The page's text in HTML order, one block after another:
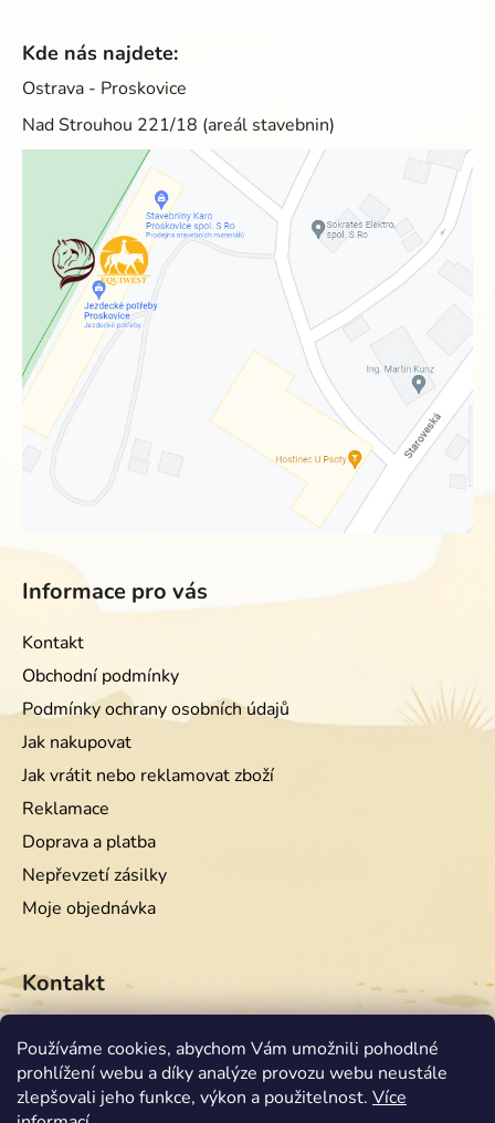
Používáme cookies, abychom Vám umožnili pohodlné
prohlížení webu a díky analýze provozu webu neustále
zlepšovali jeho funkce, výkon a použitelnost. Více
Kde nás najdete:
Ostrava - Proskovice
Nad Strouhou 221/18 (areál stavebnin)
Informace pro vás
Kontakt
Obchodní podmínky
Podmínky ochrany osobních údajů
Jak nakupovat
Jak vrátit nebo reklamovat zboží
Reklamace
Doprava a platba
Nepřevzetí zásilky
Moje objednávka
Kontakt
info @equiwest.cz
+420724001554